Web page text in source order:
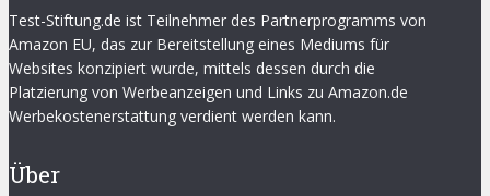
Test-Stiftung.de ist Teilnehmer des Partnerprogramms von
Amazon EU, das zur Bereitstellung eines Mediums für
Websites konzipiert wurde, mittels dessen durch die
Platzierung von Werbeanzeigen und Links zu Amazon.de
Werbekostenerstattung verdient werden kann.
Über